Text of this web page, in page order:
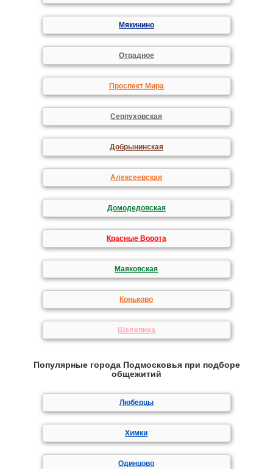
Мякинино
Отрадное
Проспект Мира
Серпуховская
Добрынинская
Алексеевская
Домодедовская
Красные Ворота
Маяковская
Коньково
Шелепиха
Популярные города Подмосковья при подборе
общежитий
Люберцы
Химки
Одинцово